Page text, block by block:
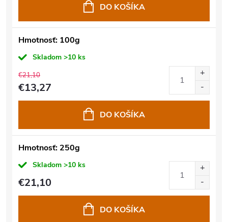
DO KOŠÍKA
Hmotnosť: 100g
Skladom >10 ks
€21,10
€13,27
DO KOŠÍKA
Hmotnosť: 250g
Skladom >10 ks
€21,10
DO KOŠÍKA